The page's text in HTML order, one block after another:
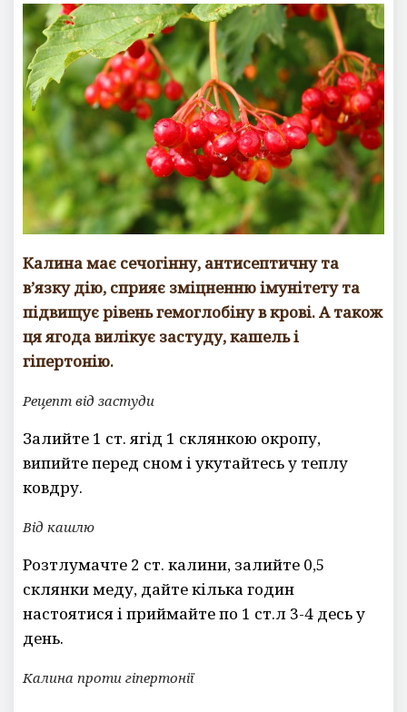
о
м
м
е
н
т
р
и
е
в
Калина має сечогінну, антисептичну та
в’язку дію, сприяє зміцненню імунітету та
підвищує рівень гемоглобіну в крові. А також
ця ягода вилікує застуду, кашель і
гіпертонію.
Рецепт від застуди
Залийте 1 ст. ягід 1 склянкою окропу,
випийте перед сном і укутайтесь у теплу
ковдру.
Від кашлю
Розтлумачте 2 ст. калини, залийте 0,5
склянки меду, дайте кілька годин
настоятися і приймайте по 1 ст.л 3-4 десь у
день.
Калина проти гіпертонії